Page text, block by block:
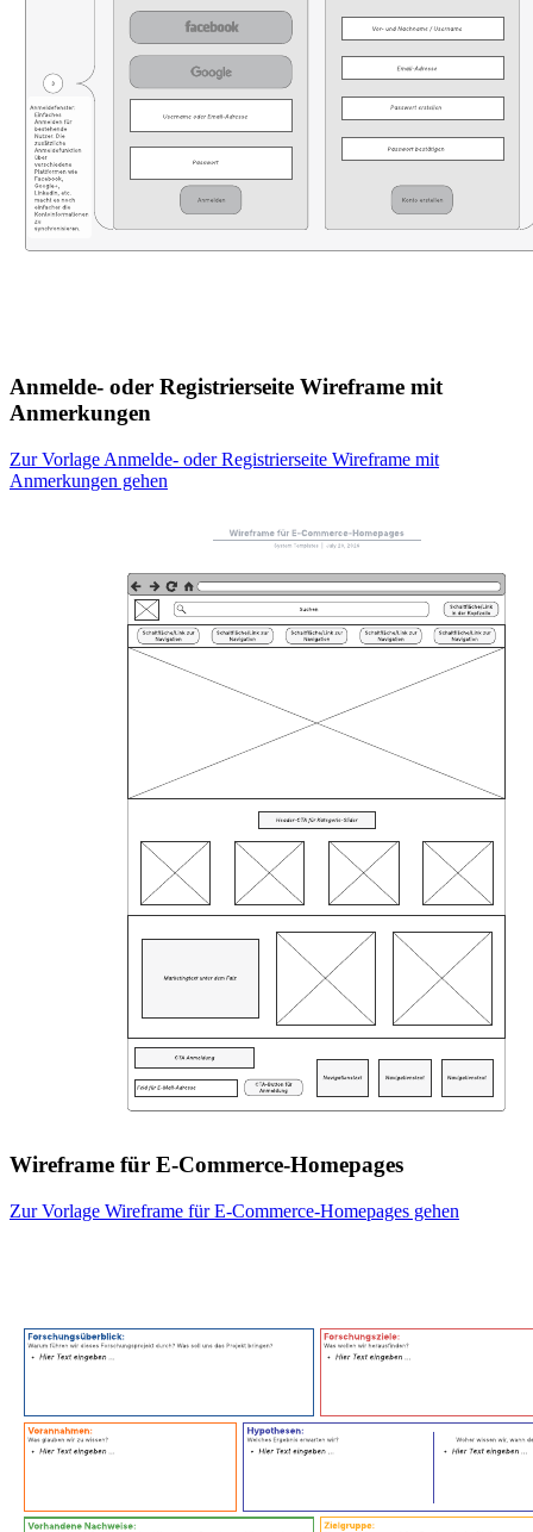
Anmelde- oder Registrierseite Wireframe mit
Anmerkungen
Zur Vorlage Anmelde- oder Registrierseite Wireframe mit
Anmerkungen gehen
Wireframe für E-Commerce-Homepages
Zur Vorlage Wireframe für E-Commerce-Homepages gehen